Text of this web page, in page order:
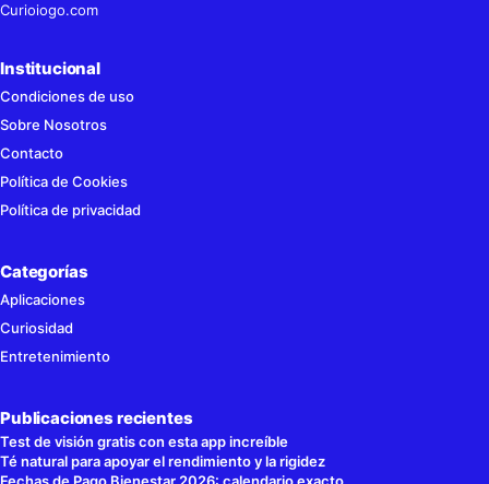
Curioiogo.com
Institucional
Condiciones de uso
Sobre Nosotros
Contacto
Política de Cookies
Política de privacidad
Categorías
Aplicaciones
Curiosidad
Entretenimiento
Publicaciones recientes
Test de visión gratis con esta app increíble
Té natural para apoyar el rendimiento y la rigidez